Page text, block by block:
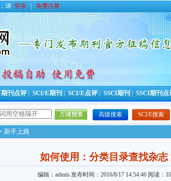
请 登录 免费注册
期刊点评 SCI/E期刊 SCI/E点评 SSCI期刊 SSCI期刊点
高级搜索 SCI/E搜索
新手上路
如何使用：分类目录查找杂志
编辑：admin 发布时间：2016/8/17 14:54:46 阅读：